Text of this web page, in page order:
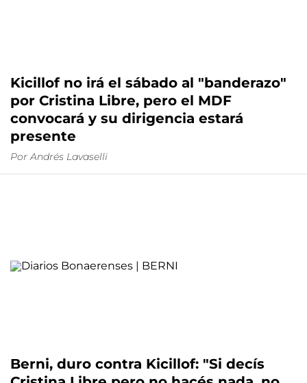
Kicillof no irá el sábado al "banderazo"
por Cristina Libre, pero el MDF
convocará y su dirigencia estará
presente
Por Andrés Lavaselli
Berni, duro contra Kicillof: "Si decís